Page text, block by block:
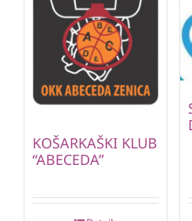
KOŠARKAŠKI KLUB
“ABECEDA”